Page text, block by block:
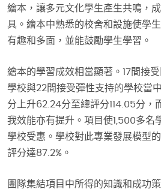
繪本，讓多元文化學生產生共鳴，
具。繪本中熟悉的校舍和設施使學
有趣和多面，並能鼓勵學生學習。
繪本的學習成效相當顯著。17間接
學校與22間接受彈性支持的學校當
分上升62.24分至總評分114.05分，
我效能亦有提升。項目使1,500多名
學校受惠。學校對此專業發展模型
評分達87.2%。
團隊集結項目中所得的知識和成功